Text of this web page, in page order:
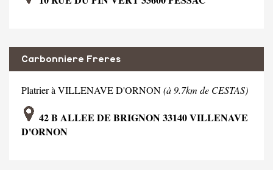
Carbonniere Freres
Platrier à VILLENAVE D'ORNON(à 9.7km de CESTAS)
42 B ALLEE DE BRIGNON 33140 VILLENAVE
D'ORNON